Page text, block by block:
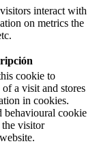
interact with
on metrics the
cookie to
a visit and stores
in cookies.
behavioural cookie
the visitor